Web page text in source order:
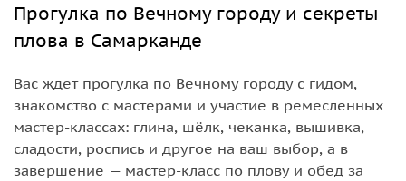
Прогулка по Вечному городу и секреты
плова в Самарканде
Вас ждет прогулка по Вечному городу с гидом,
знакомство с мастерами и участие в ремесленных
мастер-классах: глина, шёлк, чеканка, вышивка,
сладости, роспись и другое на ваш выбор, а в
завершение — мастер-класс по плову и обед за